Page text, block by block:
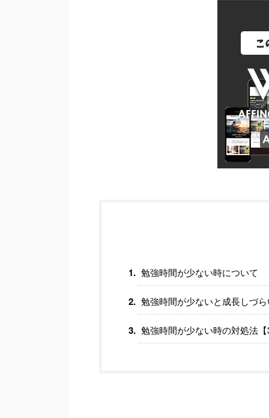
勉強時間が少ない時について
勉強時間が少ないと成長しづ
勉強時間が少ない時の対処法